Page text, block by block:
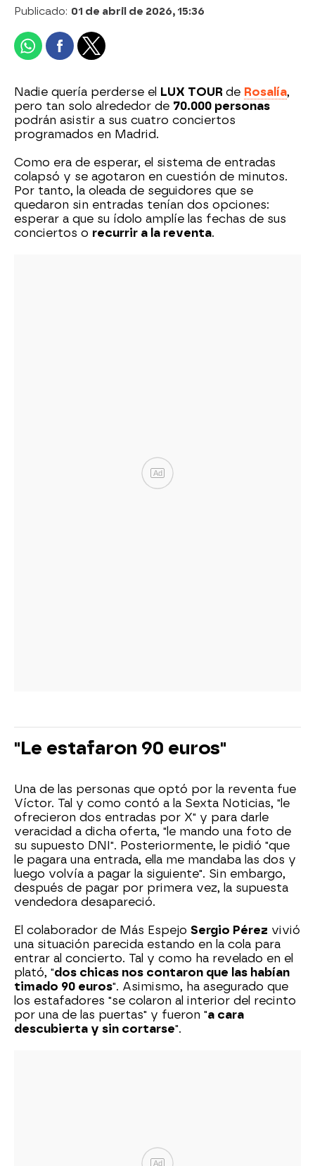
Publicado: 01 de abril de 2026, 15:36
Nadie quería perderse el LUX TOUR de Rosalía,
pero tan solo alrededor de 70.000 personas
podrán asistir a sus cuatro conciertos
programados en Madrid.
Como era de esperar, el sistema de entradas
colapsó y se agotaron en cuestión de minutos.
Por tanto, la oleada de seguidores que se
quedaron sin entradas tenían dos opciones:
esperar a que su ídolo amplíe las fechas de sus
conciertos o recurrir a la reventa.
Ad
"Le estafaron 90 euros"
Una de las personas que optó por la reventa fue
Víctor. Tal y como contó a la Sexta Noticias, "le
ofrecieron dos entradas por X" y para darle
veracidad a dicha oferta, "le mando una foto de
su supuesto DNI". Posteriormente, le pidió "que
le pagara una entrada, ella me mandaba las dos y
luego volvía a pagar la siguiente". Sin embargo,
después de pagar por primera vez, la supuesta
vendedora desapareció.
El colaborador de Más Espejo Sergio Pérez vivió
una situación parecida estando en la cola para
entrar al concierto. Tal y como ha revelado en el
plató, "dos chicas nos contaron que las habían
timado 90 euros". Asimismo, ha asegurado que
los estafadores "se colaron al interior del recinto
por una de las puertas" y fueron "a cara
descubierta y sin cortarse".
Ad